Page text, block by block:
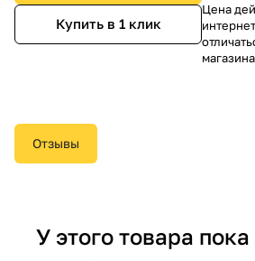
Купить в 1 клик
Цена
Отзывы
У этого товара пока